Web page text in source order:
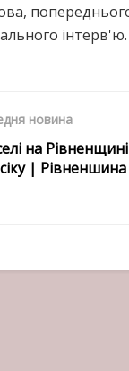
інтерв'ю.
новина
на
| Рівненшина